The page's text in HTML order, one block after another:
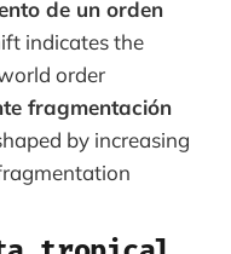
de un orden
indicates the
order
fragmentación
by increasing